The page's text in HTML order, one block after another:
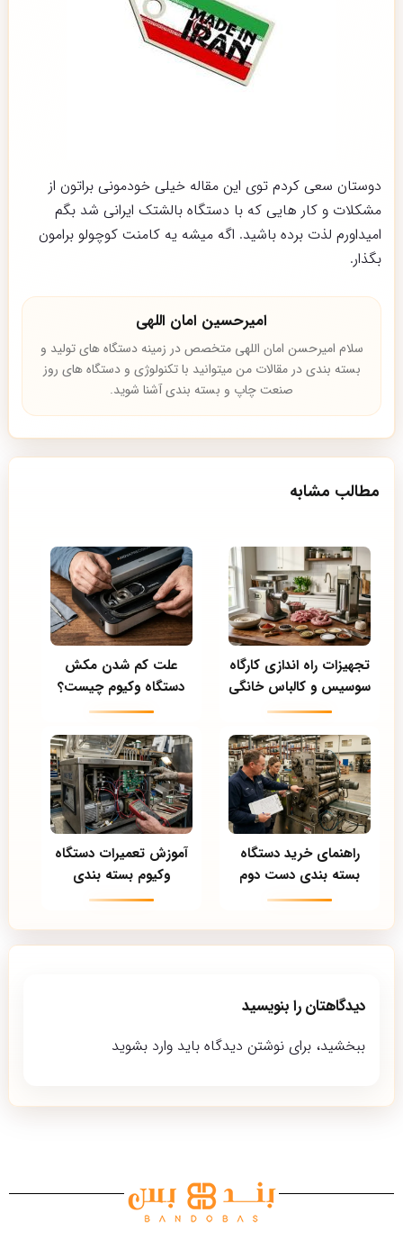
دوستان سعی کردم توی این مقاله خیلی خودمونی براتون از
مشکلات و کار هایی که با دستگاه بالشتک ایرانی شد بگم
امیداورم لذت برده باشید. اگه میشه یه کامنت کوچولو برامون
بگذار.
امیرحسین امان اللهی
سلام امیرحسن امان اللهی متخصص در زمینه دستگاه های تولید و
بسته بندی در مقالات من میتوانید با تکنولوژی و دستگاه های روز
صنعت چاپ و بسته بندی آشنا شوید.
مطالب مشابه
تجهیزات راه اندازی کارگاه
سوسیس و کالباس خانگی
علت کم شدن مکش
دستگاه وکیوم چیست؟
راهنمای خرید دستگاه
بسته بندی دست دوم
آموزش تعمیرات دستگاه
وکیوم بسته بندی
دیدگاهتان را بنویسید
ببخشید، برای نوشتن دیدگاه باید وارد بشوید